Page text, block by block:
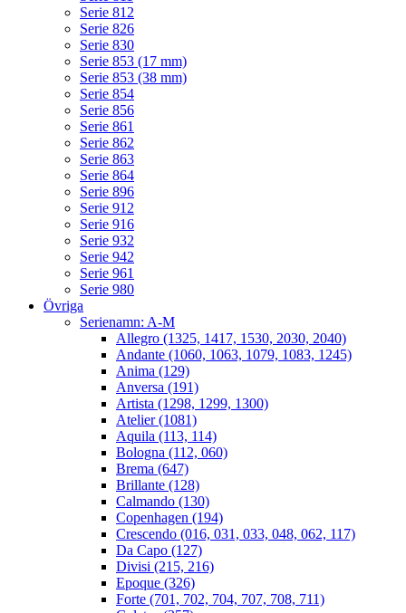
Serie 812
Serie 826
Serie 830
Serie 853 (17 mm)
Serie 853 (38 mm)
Serie 854
Serie 856
Serie 861
Serie 862
Serie 863
Serie 864
Serie 896
Serie 912
Serie 916
Serie 932
Serie 942
Serie 961
Serie 980
Övriga
Serienamn: A-M
Allegro (1325, 1417, 1530, 2030, 2040)
Andante (1060, 1063, 1079, 1083, 1245)
Anima (129)
Anversa (191)
Artista (1298, 1299, 1300)
Atelier (1081)
Aquila (113, 114)
Bologna (112, 060)
Brema (647)
Brillante (128)
Calmando (130)
Copenhagen (194)
Crescendo (016, 031, 033, 048, 062, 117)
Da Capo (127)
Divisi (215, 216)
Epoque (326)
Forte (701, 702, 704, 707, 708, 711)